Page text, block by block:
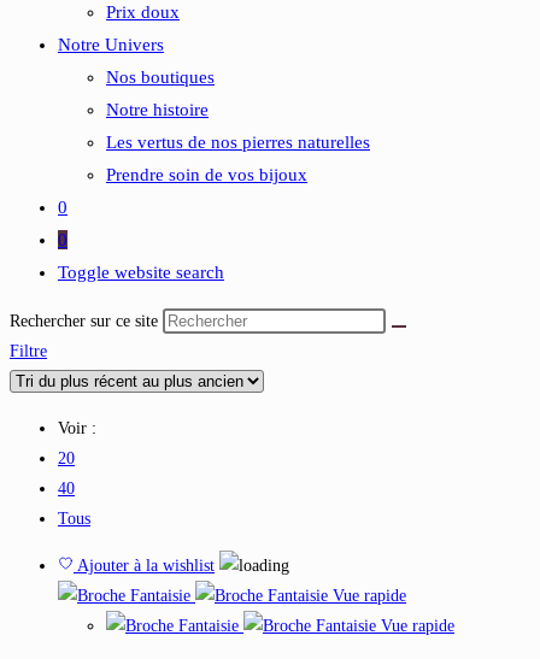
Prix doux
Notre Univers
Nos boutiques
Notre histoire
Les vertus de nos pierres naturelles
Prendre soin de vos bijoux
0
0
Toggle website search
Rechercher sur ce site
Filtre
Voir :
20
40
Tous
Ajouter à la wishlist
Vue rapide
Vue rapide